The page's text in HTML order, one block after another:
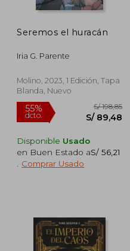
Seremos el huracán
Iria G. Parente
Molino, 2023, 1 Edición, Tapa
Blanda, Nuevo
Disponible Usado
en Buen Estado aS/ 56,21
Comprar Usado